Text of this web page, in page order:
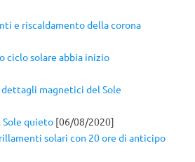
e riscaldamento della corona
ciclo solare abbia inizio
dettagli magnetici del Sole
quieto [06/08/2020]
solari con 20 ore di anticipo